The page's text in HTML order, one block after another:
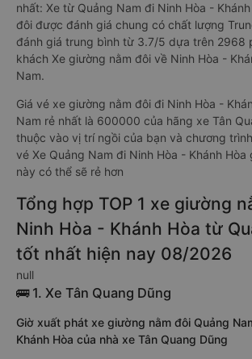
nhất: Xe từ Quảng Nam đi Ninh Hòa -
đôi được đánh giá chung có chất lượng
đánh giá trung bình từ 3.7/5 dựa trên 2968
khách Xe giường nằm đôi về Ninh Hòa -
Nam.
Giá vé xe giường nằm đôi đi Ninh Hòa -
Nam rẻ nhất là 600000 của hãng xe Tân
thuộc vào vị trí ngồi của bạn và chương
vé Xe Quảng Nam đi Ninh Hòa - Khánh Hòa
này có thể sẽ rẻ hơn
Tổng hợp TOP 1 xe giường
Ninh Hòa - Khánh Hòa từ
tốt nhất hiện nay 08/2026
null
🚌 1. Xe Tân Quang Dũng
Giờ xuất phát xe giường nằm đôi Quảng
Khánh Hòa của nhà xe Tân Quang Dũng